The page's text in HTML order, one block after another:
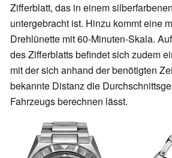
Zifferblatt, das in einem
untergebracht ist. Hinzu kommt eine
Drehlünette mit 60-Minuten-Skala.
des Zifferblatts befindet sich zudem
mit der sich anhand der benötigten
bekannte Distanz die
Fahrzeugs berechnen lässt.